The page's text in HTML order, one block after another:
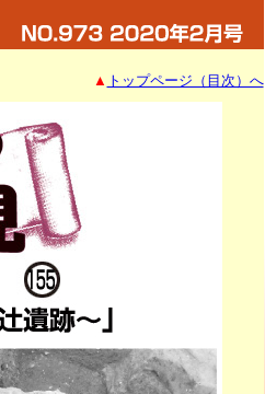
▲ トップページ（目次）へ